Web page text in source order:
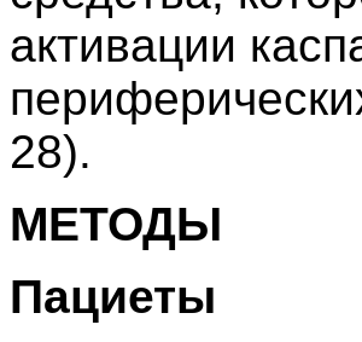
активации
28).
МЕТОДЫ
Пациеты